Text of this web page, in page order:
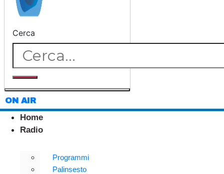
Cerca
ON AIR
Home
Radio
Programmi
Palinsesto